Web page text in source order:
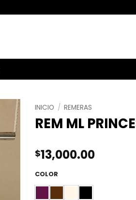
ENVÍOS A
INICIO / REMERAS
REM ML
$13,000.00
COLOR